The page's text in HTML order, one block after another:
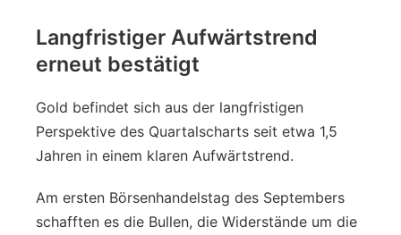
Langfristiger Aufwärtstrend
erneut bestätigt
Gold befindet sich aus der langfristigen
Perspektive des Quartalscharts seit etwa 1,5
Jahren in einem klaren Aufwärtstrend.
Am ersten Börsenhandelstag des Septembers
schafften es die Bullen, die Widerstände um die